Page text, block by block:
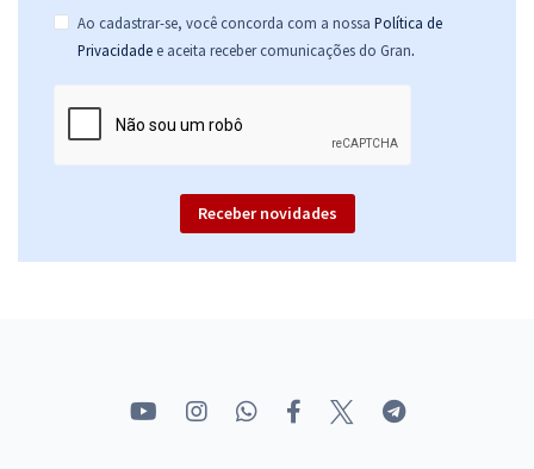
Ao cadastrar-se, você concorda com a nossa Política de
Privacidade e aceita receber comunicações do Gran.
Receber novidades